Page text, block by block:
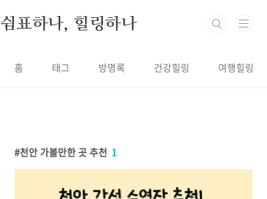
쉼표하나, 힐링하나
홈 태그 방명록 건강힐링 여행힐링
천안 가볼만한 곳 추천 1